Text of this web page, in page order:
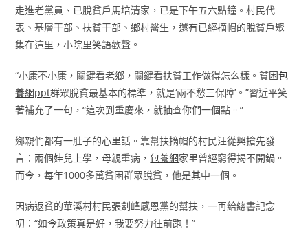
走進老黨員、已脫貧戶馬培清家，已是下午五六點鐘。村民代
表、基層干部、扶貧干部、鄉村醫生，還有已經摘帽的脫貧戶聚
集在這里，小院里笑語歡聲。
“小康不小康，關鍵看老鄉，關鍵看扶貧工作做得怎么樣。貧困包
養網ppt群眾脫貧最基本的標準，就是‘兩不愁三保障’。”習近平笑
著補充了一句，“這次到重慶來，就抽查你們一個點。”
鄉親們都有一肚子的心里話。靠幫扶摘帽的村民汪從興搶先發
言：兩個娃兒上學，母親重病，包養網家里曾經窮得揭不開鍋。
而今，每年1000多萬貧困群眾脫貧，他是其中一個。
因病返貧的華溪村村民張劍峰感恩黨的幫扶，一再給總書記念
叨：“如今政策真是好，我要努力往前跑！”